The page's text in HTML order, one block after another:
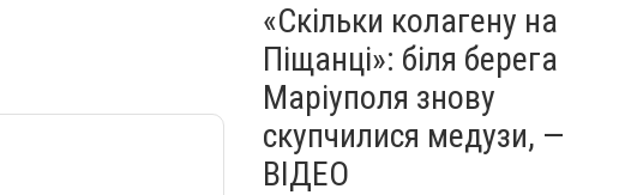
«Скільки колагену на
Піщанці»: біля берега
Маріуполя знову
скупчилися медузи, —
ВІДЕО